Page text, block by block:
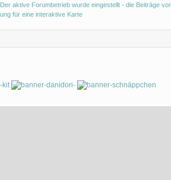
Der aktive Forumbetrieb wurde eingestellt - die Beiträge
für eine interaktive Karte